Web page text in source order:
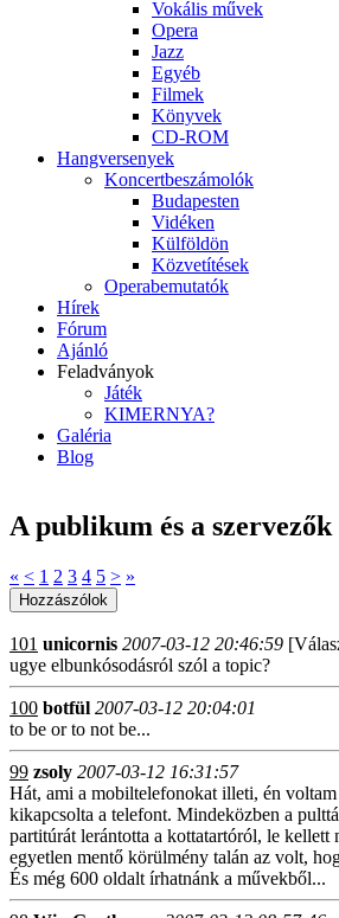
Vokális művek
Opera
Jazz
Egyéb
Filmek
Könyvek
CD-ROM
Hangversenyek
Koncertbeszámolók
Budapesten
Vidéken
Külföldön
Közvetítések
Operabemutatók
Hírek
Fórum
Ajánló
Feladványok
Játék
KIMERNYA?
Galéria
Blog
A publikum és a
« < 1 2 3 4 5 > »
101 unicornis 2007-03-12 20:46:59
ugye elbunkósodásról szól a topic?
100 botfül 2007-03-12 20:04:01
to be or to not be...
99 zsoly 2007-03-12 16:31:57
Hát, ami a mobiltelefonokat illeti, én
kikapcsolta a telefont. Mindeközben a
partitúrát lerántotta a kottatartóról, le
egyetlen mentő körülmény talán az volt,
És még 600 oldalt írhatnánk a művekből...